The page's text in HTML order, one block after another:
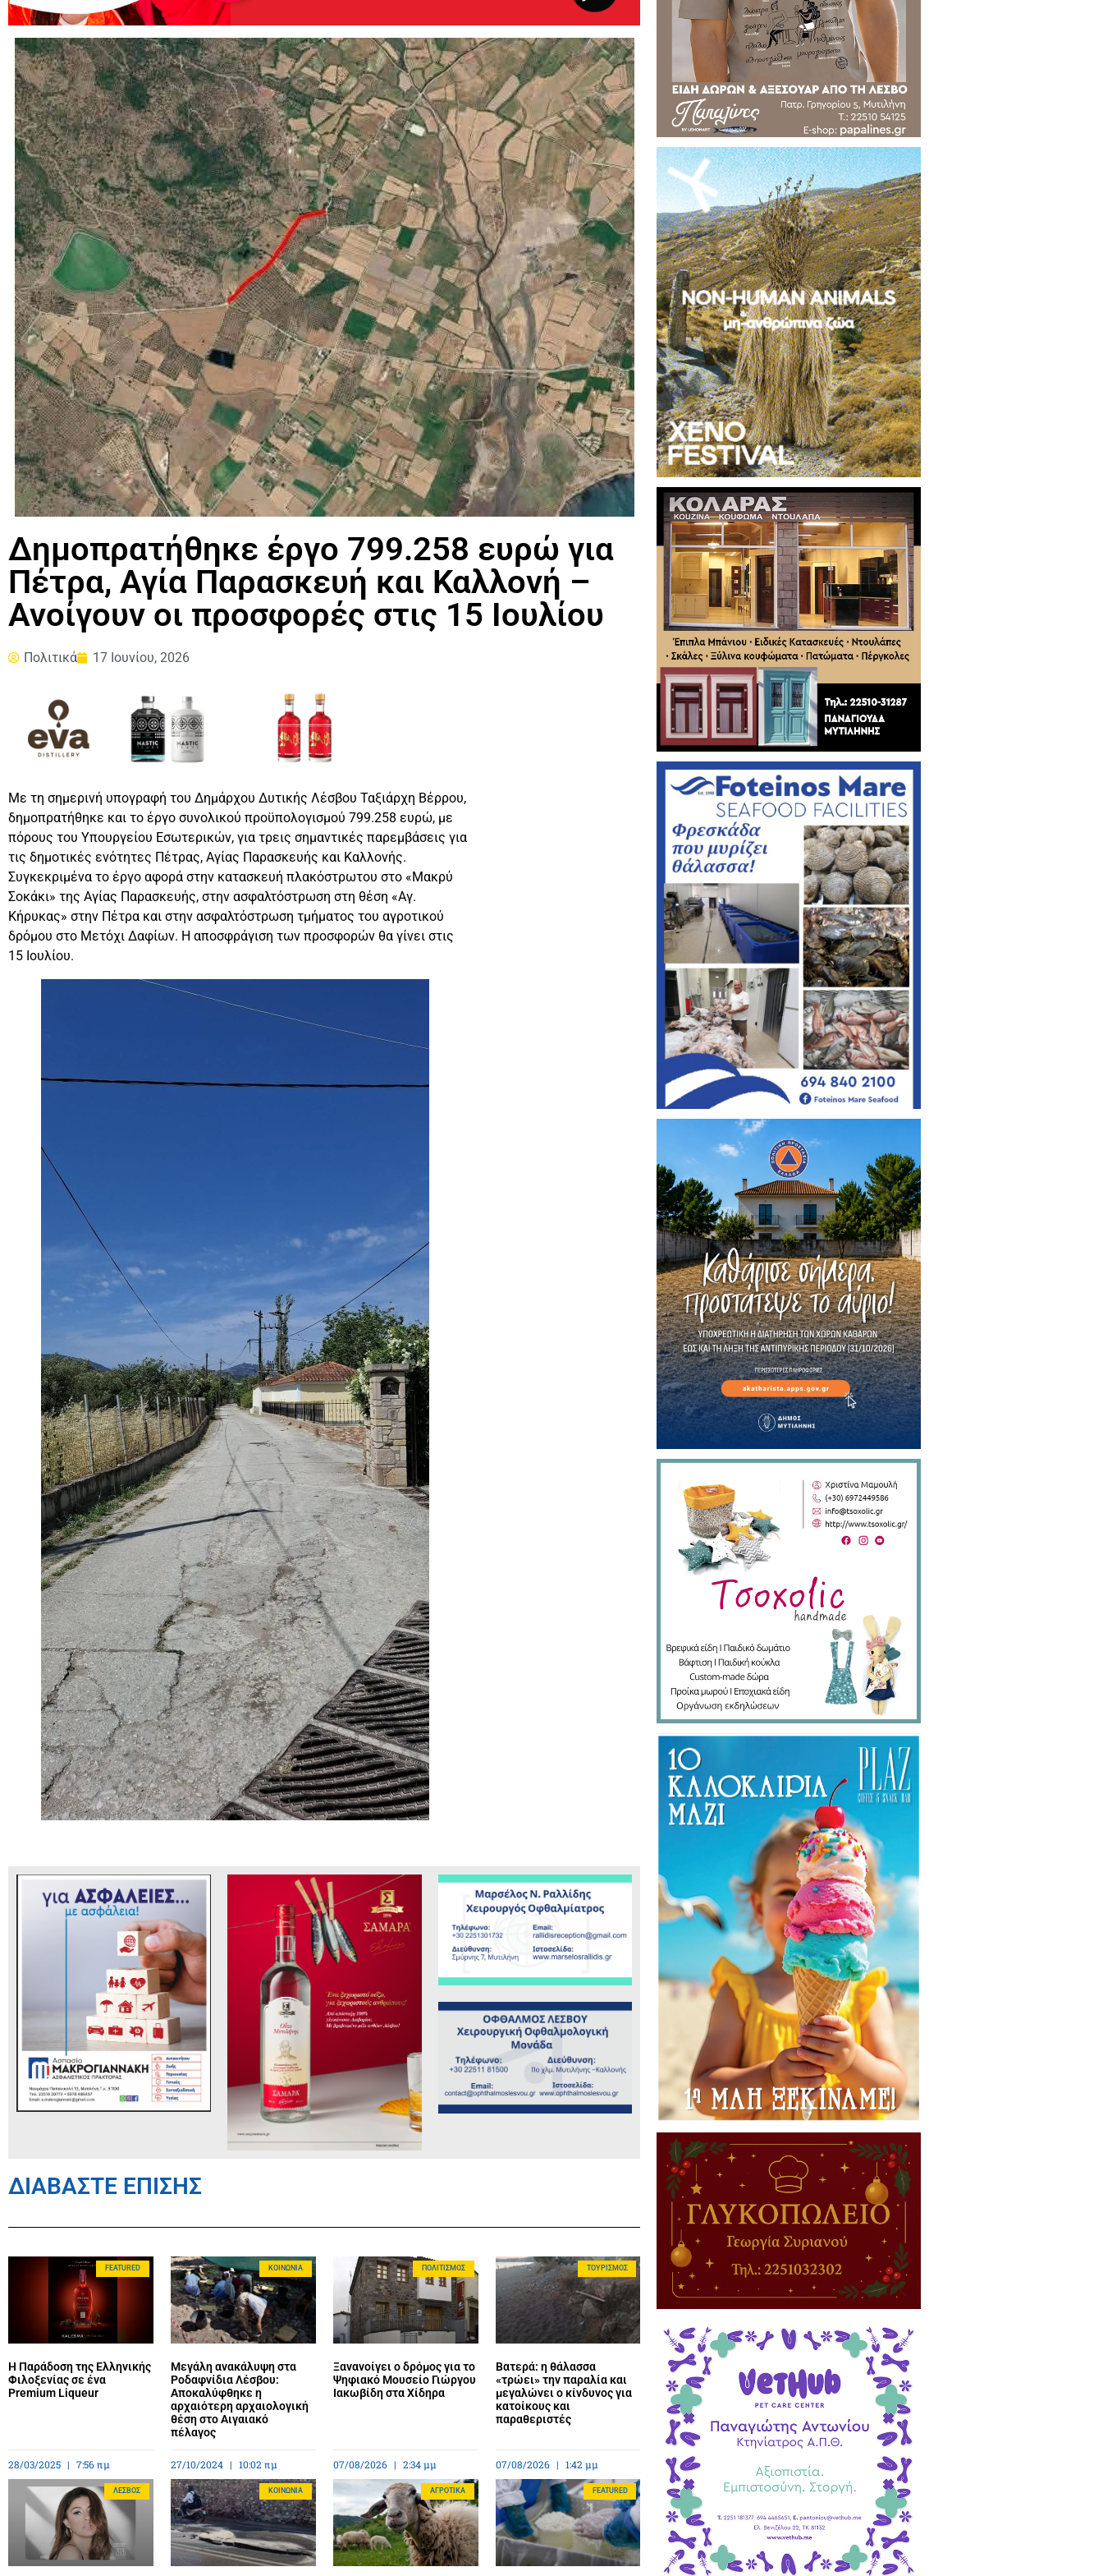
Δημοπρατήθηκε έργο 799.258 ευρώ για
Πέτρα, Αγία Παρασκευή και Καλλονή –
Ανοίγουν οι προσφορές στις 15 Ιουλίου
Πολιτικά 17 Ιουνίου, 2026
Με τη σημερινή υπογραφή του Δημάρχου Δυτικής Λέσβου Ταξιάρχη Βέρρου,
δημοπρατήθηκε και το έργο συνολικού προϋπολογισμού 799.258 ευρώ, με
πόρους του Υπουργείου Εσωτερικών, για τρεις σημαντικές παρεμβάσεις για
τις δημοτικές ενότητες Πέτρας, Αγίας Παρασκευής και Καλλονής.
Συγκεκριμένα το έργο αφορά στην κατασκευή πλακόστρωτου στο «Μακρύ
Σοκάκι» της Αγίας Παρασκευής, στην ασφαλτόστρωση στη θέση «Αγ.
Κήρυκας» στην Πέτρα και στην ασφαλτόστρωση τμήματος του αγροτικού
δρόμου στο Μετόχι Δαφίων. Η αποσφράγιση των προσφορών θα γίνει στις
15 Ιουλίου.
ΔΙΑΒΑΣΤΕ ΕΠΙΣΗΣ
FEATURED
Η Παράδοση της Ελληνικής
Φιλοξενίας σε ένα
Premium Liqueur
28/03/2025 7:56 πμ
ΚΟΙΝΩΝΊΑ
Μεγάλη ανακάλυψη στα
Ροδαφνίδια Λέσβου:
Αποκαλύφθηκε η
αρχαιότερη αρχαιολογική
θέση στο Αιγαιακό
πέλαγος
27/10/2024 10:02 πμ
ΠΟΛΙΤΙΣΜΌΣ
Ξανανοίγει ο δρόμος για το
Ψηφιακό Μουσείο Γιώργου
Ιακωβίδη στα Χίδηρα
07/08/2026 2:34 μμ
ΤΟΥΡΙΣΜΌΣ
Βατερά: η θάλασσα
«τρώει» την παραλία και
μεγαλώνει ο κίνδυνος για
κατοίκους και
παραθεριστές
07/08/2026 1:42 μμ
ΛΈΣΒΟΣ ΚΟΙΝΩΝΊΑ ΑΓΡΟΤΙΚΆ FEATURED